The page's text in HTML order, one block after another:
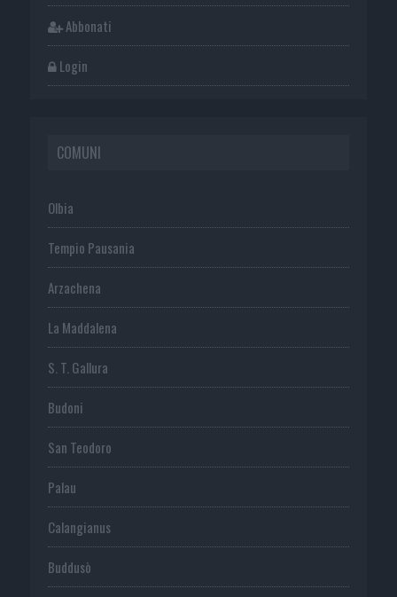
Abbonati
Login
COMUNI
Olbia
Tempio Pausania
Arzachena
La Maddalena
S. T. Gallura
Budoni
San Teodoro
Palau
Calangianus
Buddusò